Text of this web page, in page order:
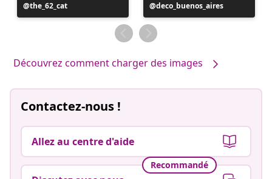
Publication
publiée
the_62_cat
Publication
publiée
par
deco_buenos_aires
Découvrez comment charger des images
Contactez-nous !
Allez au centre d'aide
Recommandé